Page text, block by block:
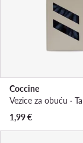
Coccine
Vezice za obuću ·
1,99€